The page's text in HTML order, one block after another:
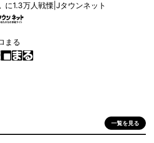
に1.3万人戦慄|Jタウンネット
まる
一覧を見る